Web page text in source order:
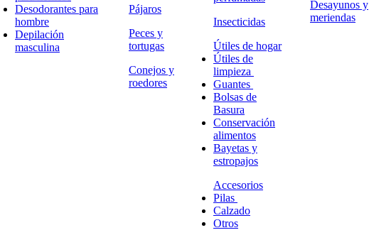
Desodorantes para
hombre
Depilación
masculina
Pájaros
Peces y
tortugas
Conejos y
roedores
Insecticidas
Útiles de hogar
Útiles de
limpieza
Guantes
Bolsas de
Basura
Conservación
alimentos
Bayetas y
estropajos
Accesorios
Pilas
Calzado
Otros
Desayunos y
meriendas